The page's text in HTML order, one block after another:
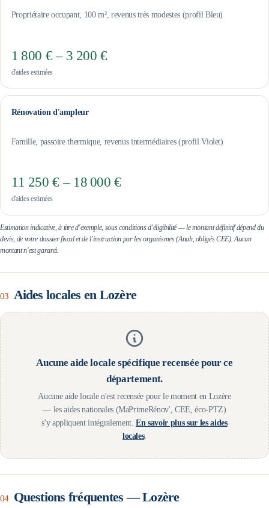
Propriétaire occupant, 100 m², revenus très modestes (profil Bleu)
1 800 € – 3 200 €
d'aides estimées
Rénovation d'ampleur
Famille, passoire thermique, revenus intermédiaires (profil Violet)
11 250 € – 18 000 €
d'aides estimées
Estimation indicative, à titre d'exemple, sous conditions d'éligibilité — le montant définitif dépend du
devis, de votre dossier fiscal et de l'instruction par les organismes (Anah, obligés CEE). Aucun
montant n'est garanti.
03 Aides locales en Lozère
Aucune aide locale spécifique recensée pour ce
département.
Aucune aide locale n'est recensée pour le moment en Lozère
— les aides nationales (MaPrimeRénov', CEE, éco-PTZ)
s'y appliquent intégralement. En savoir plus sur les aides
locales.
04 Questions fréquentes —Lozère